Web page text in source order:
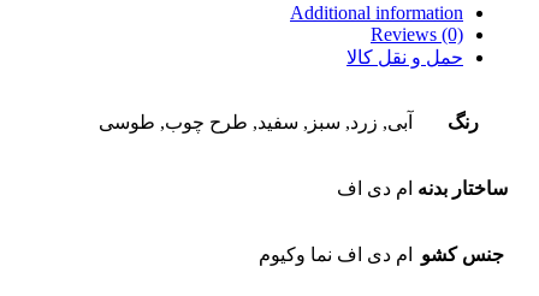
Additional information
Reviews (0)
حمل و نقل کالا
رنگ آبی, زرد, سبز, سفید, طرح چوب, طوسی
ساختار بدنه ام دی اف
جنس کشو ام دی اف نما وکیوم